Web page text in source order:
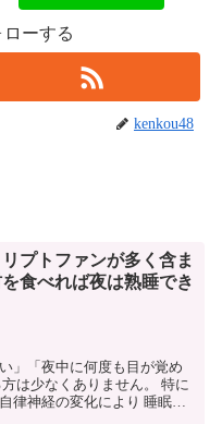
ローする
kenkou48
プトファンが多く含ま
食べれば夜は熟睡でき
」「夜中に何度も目が覚め
は少なくありません。 特に
律神経の変化により 睡眠の